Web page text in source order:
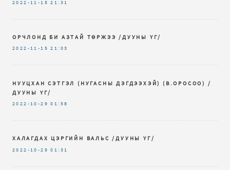
2022-11-15 21:31
ОРЧЛОНД БИ АЗТАЙ ТӨРЖЭЭ /ДУУНЫ ҮГ/
2022-11-15 21:03
НУУЦХАН СЭТГЭЛ (НУГАСНЫ ДЭГДЭЭХЭЙ) (В.ОРОСОО) /
ДУУНЫ ҮГ/
2022-10-29 01:58
ХАЛАГДАХ ЦЭРГИЙН ВАЛЬС /ДУУНЫ ҮГ/
2022-10-29 01:31